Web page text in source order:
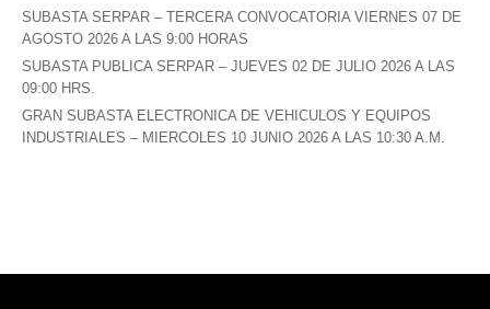
SUBASTA SERPAR – TERCERA CONVOCATORIA VIERNES 07 DE
AGOSTO 2026 A LAS 9:00 HORAS
SUBASTA PUBLICA SERPAR – JUEVES 02 DE JULIO 2026 A LAS
09:00 HRS.
GRAN SUBASTA ELECTRONICA DE VEHICULOS Y EQUIPOS
INDUSTRIALES – MIERCOLES 10 JUNIO 2026 A LAS 10:30 A.M.